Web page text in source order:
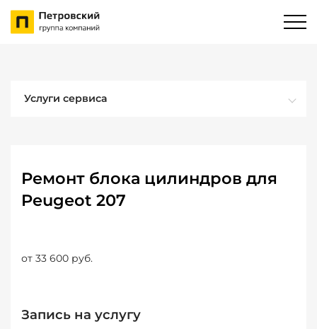
Услуги сервиса
Ремонт блока цилиндров для
Peugeot 207
от 33 600 руб.
Запись на услугу